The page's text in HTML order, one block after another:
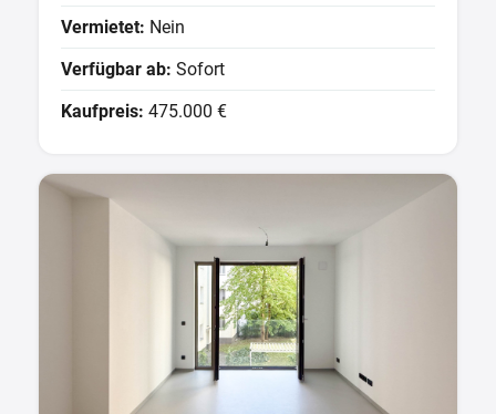
Vermietet: Nein
Verfügbar ab: Sofort
Kaufpreis: 475.000 €